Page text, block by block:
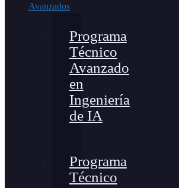
Avanzados
Programa
Técnico
Avanzado
en
Ingeniería
de IA
Programa
Técnico